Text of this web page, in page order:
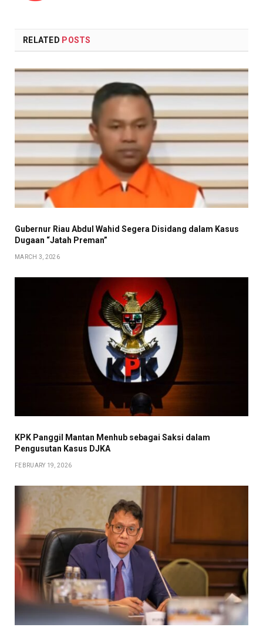
RELATED POSTS
Gubernur Riau Abdul Wahid Segera Disidang dalam Kasus
Dugaan “Jatah Preman”
MARCH 3, 2026
KPK Panggil Mantan Menhub sebagai Saksi dalam
Pengusutan Kasus DJKA
FEBRUARY 19, 2026